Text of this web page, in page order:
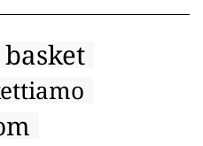
basket